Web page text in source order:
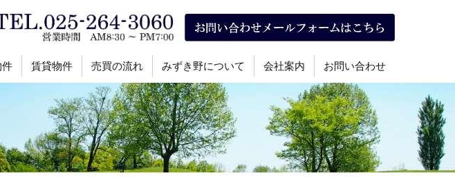
件 賃貸物件 売買の流れ みずき野について 会社案内 お問い合わせ